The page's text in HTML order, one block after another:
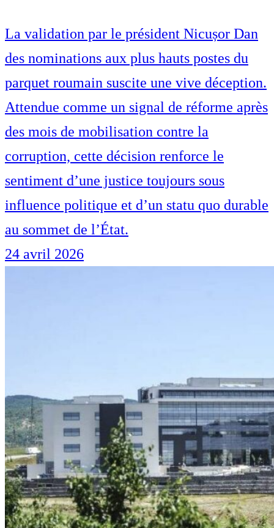
La validation par le président Nicușor Dan
des nominations aux plus hauts postes du
parquet roumain suscite une vive déception.
Attendue comme un signal de réforme après
des mois de mobilisation contre la
corruption, cette décision renforce le
sentiment d’une justice toujours sous
influence politique et d’un statu quo durable
au sommet de l’État.
24 avril 2026